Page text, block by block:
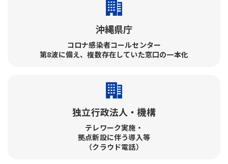
沖縄県庁
コロナ感染者コールセンター​
第8波に備え、複数存在していた窓口の一本化
独立行政法人・機構
テレワーク実施・​
拠点新設に伴う導入等
（クラウド電話）